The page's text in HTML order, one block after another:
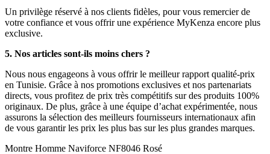
Un privilège réservé à nos clients fidèles, pour vous remercier de
votre confiance et vous offrir une expérience MyKenza encore plus
exclusive.
5. Nos articles sont-ils moins chers ?
Nous nous engageons à vous offrir le meilleur rapport qualité-prix
en Tunisie. Grâce à nos promotions exclusives et nos partenariats
directs, vous profitez de prix très compétitifs sur des produits 100%
originaux. De plus, grâce à une équipe d’achat expérimentée, nous
assurons la sélection des meilleurs fournisseurs internationaux afin
de vous garantir les prix les plus bas sur les plus grandes marques.
Montre Homme Naviforce NF8046 Rosé